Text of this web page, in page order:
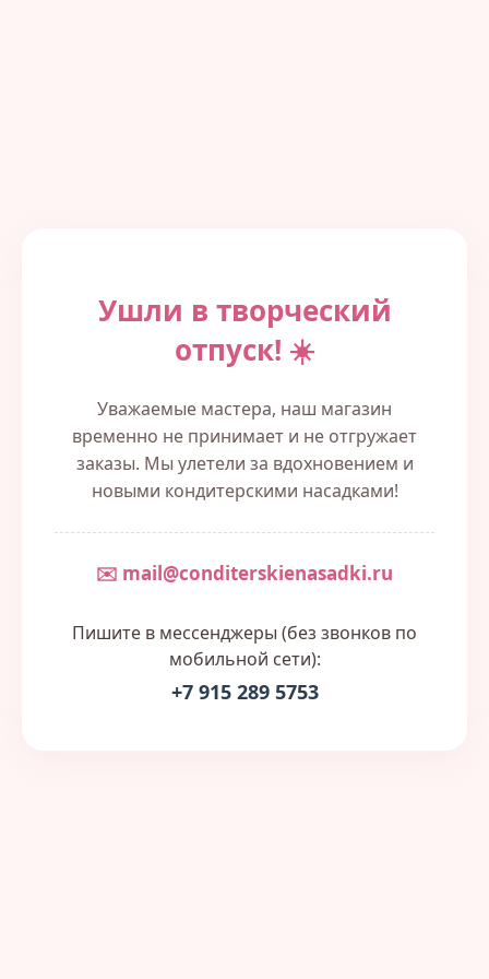
Ушли в творческий
отпуск! ☀️
Уважаемые мастера, наш магазин
временно не принимает и не отгружает
заказы. Мы улетели за вдохновением и
новыми кондитерскими насадками!
✉️ mail@conditerskienasadki.ru
Пишите в мессенджеры (без звонков по
мобильной сети):
+7 915 289 5753